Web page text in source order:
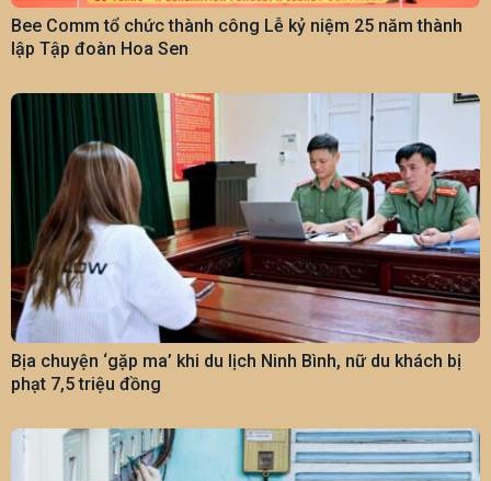
Bee Comm tổ chức thành công Lễ kỷ niệm 25 năm thành
lập Tập đoàn Hoa Sen
Bịa chuyện ‘gặp ma’ khi du lịch Ninh Bình, nữ du khách bị
phạt 7,5 triệu đồng